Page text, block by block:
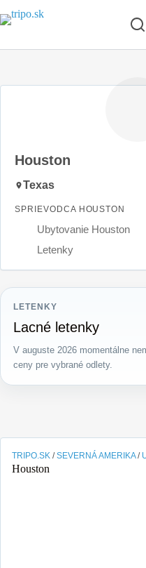
to
TRIPO.SK /SEVERNÁ AMERIKA/
Houston
Houston
Texas
SPRIEVODCA HOUSTON
Ubytovanie Houston
Letenky
LETENKY
Lacné letenky
V auguste 2026 momentálne
ceny pre vybrané odlety.